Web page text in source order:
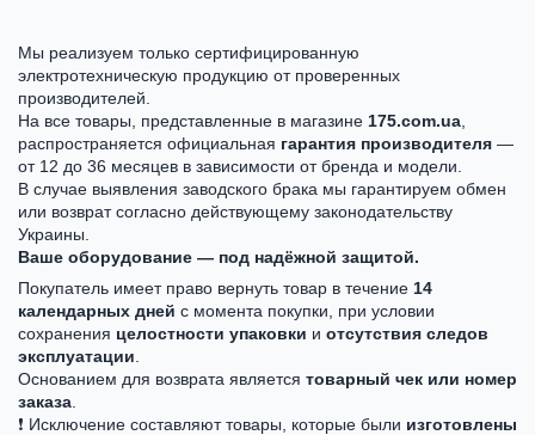
Мы реализуем только сертифицированную
электротехническую продукцию от проверенных
производителей.
На все товары, представленные в магазине 175.com.ua
распространяется официальная гарантия производителя —
от 12 до 36 месяцев в зависимости от бренда и модели.
В случае выявления заводского брака мы гарантируем обмен
или возврат согласно действующему законодательству
Украины.
Ваше оборудование — под надёжной защитой.
Покупатель имеет право вернуть товар в течение 14
календарных дней с момента покупки, при условии
сохранения целостности упаковки и отсутствия следов
эксплуатации
Основанием для возврата является товарный чек или номер
заказа
❗ Исключение составляют товары, которые были изготовлены